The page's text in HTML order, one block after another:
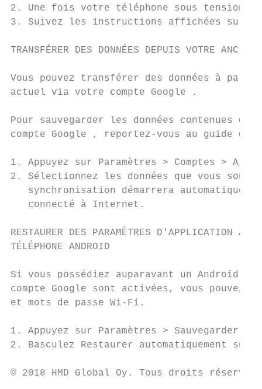
2. Une fois votre téléphone sous tension,
3. Suivez les instructions affichées sur
TRANSFÉRER DES DONNÉES DEPUIS VOTRE ANCIEN
Vous pouvez transférer des données à
actuel via votre compte Google .
Pour sauvegarder les données contenues
compte Google , reportez-vous au guide
1. Appuyez sur Paramètres > Comptes >
2. Sélectionnez les données que vous
synchronisation démarrera
   connecté à Internet.
RESTAURER DES PARAMÈTRES D'APPLICATION À
TÉLÉPHONE ANDROID
Si vous possédiez auparavant un Android
compte Google sont activées, vous pouvez
et mots de passe Wi-Fi.
1. Appuyez sur Paramètres >
2. Basculez Restaurer automatiquement sur
© 2018 HMD Global Oy. Tous droits